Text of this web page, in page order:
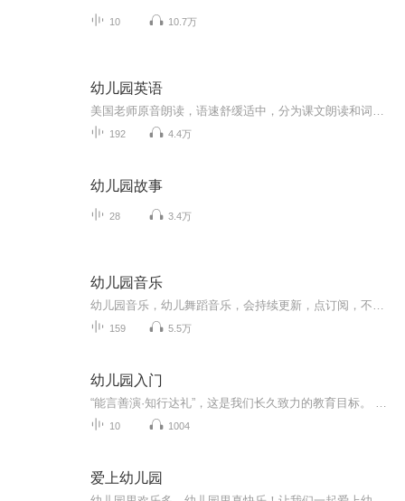
10 10.7万
幼儿园英语
192 4.4万
幼儿园故事
28 3.4万
幼儿园音乐
159 5.5万
幼儿园入门
10 1004
爱上幼儿园